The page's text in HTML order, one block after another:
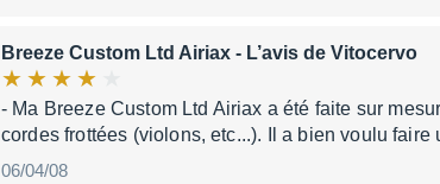
Breeze Custom Ltd Airiax - L’avis de Vitocervo
- Ma Breeze Custom Ltd Airiax a été faite sur
cordes frottées (violons, etc...). Il a bien voulu
06/04/08